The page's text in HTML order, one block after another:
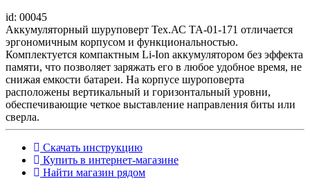
id: 00045
Аккумуляторный шуруповерт Тех.АС ТА-01-171 отличается
эргономичным корпусом и функциональностью.
Комплектуется компактным Li-Ion аккумулятором без эффекта
памяти, что позволяет заряжать его в любое удобное время, не
снижая емкости батареи. На корпусе шуроповерта
расположены вертикальный и горизонтальный уровни,
обеспечивающие четкое выставление направления биты или
сверла.
Скачать инструкцию
Купить в интернет-магазине
Найти магазин рядом